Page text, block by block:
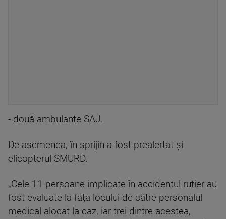
- două ambulanțe SAJ.
De asemenea, în sprijin a fost prealertat și
elicopterul SMURD.
„Cele 11 persoane implicate în accidentul rutier au
fost evaluate la fața locului de către personalul
medical alocat la caz, iar trei dintre acestea,